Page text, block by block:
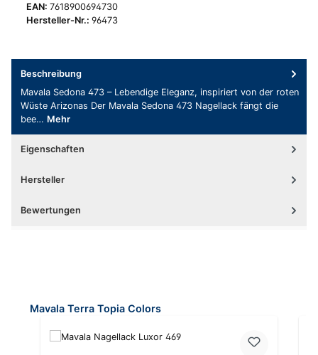
EAN: 7618900694730
Hersteller-Nr.: 96473
Beschreibung
Mavala Sedona 473 – Lebendige Eleganz, inspiriert von der roten
Wüste Arizonas Der Mavala Sedona 473 Nagellack fängt die
bee… Mehr
Eigenschaften
Hersteller
Bewertungen
Produktgalerie überspringen
Mavala Terra Topia Colors